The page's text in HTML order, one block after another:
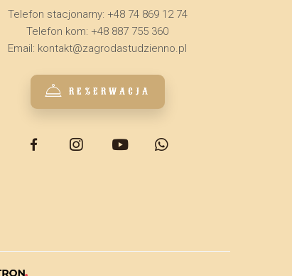
Telefon stacjonarny: +48 74 869 12 74
Telefon kom: +48 887 755 360
Email: kontakt@zagrodastudzienno.pl
REZERWACJA